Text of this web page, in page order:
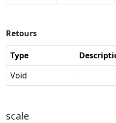
Retours
Type
Void
scale